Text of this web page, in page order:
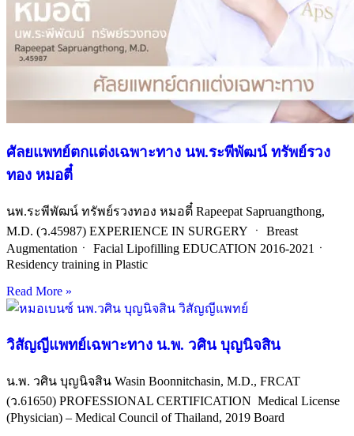
ศัลยแพทย์ตกแต่งเฉพาะทาง นพ.ระพีพัฒน์ ทรัพย์รวง
ทอง หมอตี๋
นพ.ระพีพัฒน์ ทรัพย์รวงทอง หมอตี๋ Rapeepat Sapruangthong,
M.D. (ว.45987) EXPERIENCE IN SURGERY ㆍ Breast
Augmentationㆍ Facial Lipofilling EDUCATION 2016-2021ㆍ
Residency training in Plastic
Read More »
วิสัญญีแพทย์เฉพาะทาง น.พ. วศิน บุญนิจสิน
น.พ. วศิน บุญนิจสิน Wasin Boonnitchasin, M.D., FRCAT
(ว.61650) PROFESSIONAL CERTIFICATION Medical License
(Physician) – Medical Council of Thailand, 2019 Board